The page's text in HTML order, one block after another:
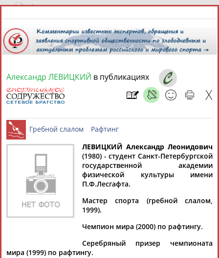
6 августа 2026 года,20:58
Найдено: 13181 Расширенный поиск
АБАИМОВА
Мария
АБАКУМОВА
Юлия
АБАЛАКИНА
Дмитрий
Тамилла
АБАСОВА
АБАЧАРАЕВ
АБАШИДЗЕ
Александр ЛЕВИЦКИЙ в публикациях
Гребной слалом Рафтинг
ЛЕВИЦКИЙ Александр Леонидович
(1980) - студент Санкт-Петербургской
государственной академии
физической культуры имени
П.Ф.Лесгафта.
Мастер спорта (гребной слалом,
1999).
Чемпион мира (2000) по рафтингу.
Серебряный призер чемпионата
мира (1999) по рафтингу.